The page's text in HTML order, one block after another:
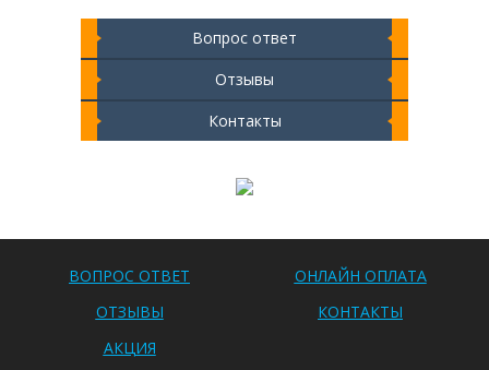
Вопрос ответ
Отзывы
Контакты
ВОПРОС ОТВЕТ
ОНЛАЙН ОПЛАТА
ОТЗЫВЫ
КОНТАКТЫ
АКЦИЯ